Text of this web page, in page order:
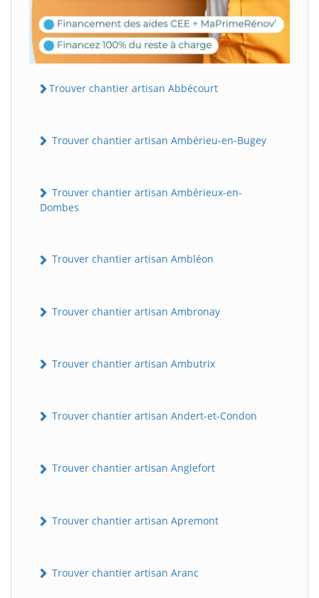
Trouver chantier artisan Abbécourt
Trouver chantier artisan Ambérieu-en-Bugey
Trouver chantier artisan Ambérieux-en-
Dombes
Trouver chantier artisan Ambléon
Trouver chantier artisan Ambronay
Trouver chantier artisan Ambutrix
Trouver chantier artisan Andert-et-Condon
Trouver chantier artisan Anglefort
Trouver chantier artisan Apremont
Trouver chantier artisan Aranc